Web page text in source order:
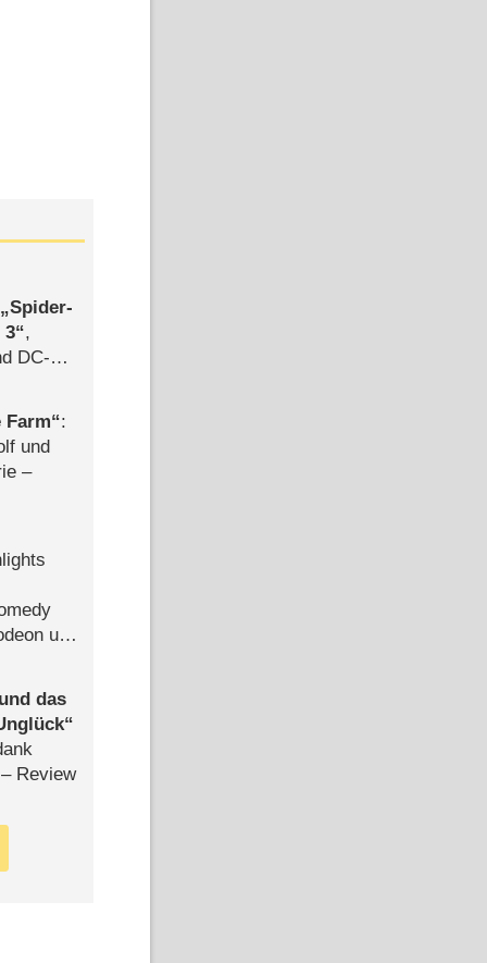
Spider-
3 ,
DC-
Farm :
und
–
und
das
Review